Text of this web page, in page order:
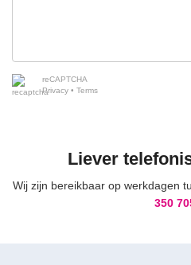
reCAPTCHA
Privacy • Terms
Liever
Wij zijn bereikbaar op werkdagen
350